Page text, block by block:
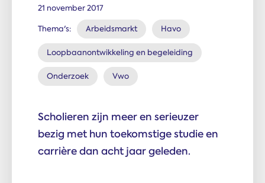
21 november 2017
Thema's: Arbeidsmarkt Havo
Loopbaanontwikkeling en begeleiding
Onderzoek Vwo
Scholieren zijn meer en serieuzer
bezig met hun toekomstige studie en
carrière dan acht jaar geleden.